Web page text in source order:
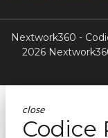
Nextwork360 -
2026
close
Codice